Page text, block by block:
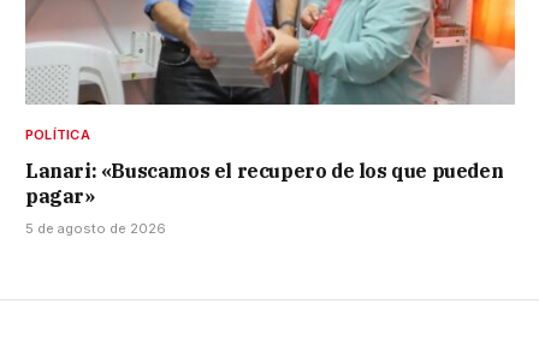
POLÍTICA
Lanari: «Buscamos el recupero de los que pueden
pagar»
5 de agosto de 2026